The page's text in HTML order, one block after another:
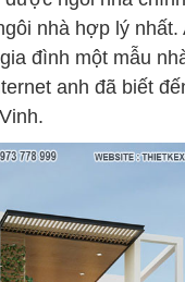
nhà hợp lý nhất.
đình một mẫu
anh đã biết